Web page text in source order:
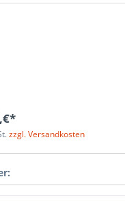
,€*
zzgl. Versandkosten